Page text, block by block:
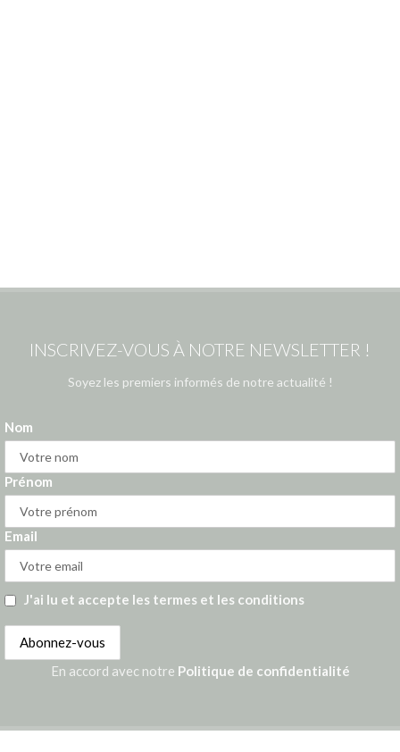
INSCRIVEZ-VOUS À NOTRE NEWSLETTER !
Soyez les premiers informés de notre actualité !
Nom
Prénom
Email
J'ai lu et accepte les termes et les conditions
En accord avec notre Politique de confidentialité